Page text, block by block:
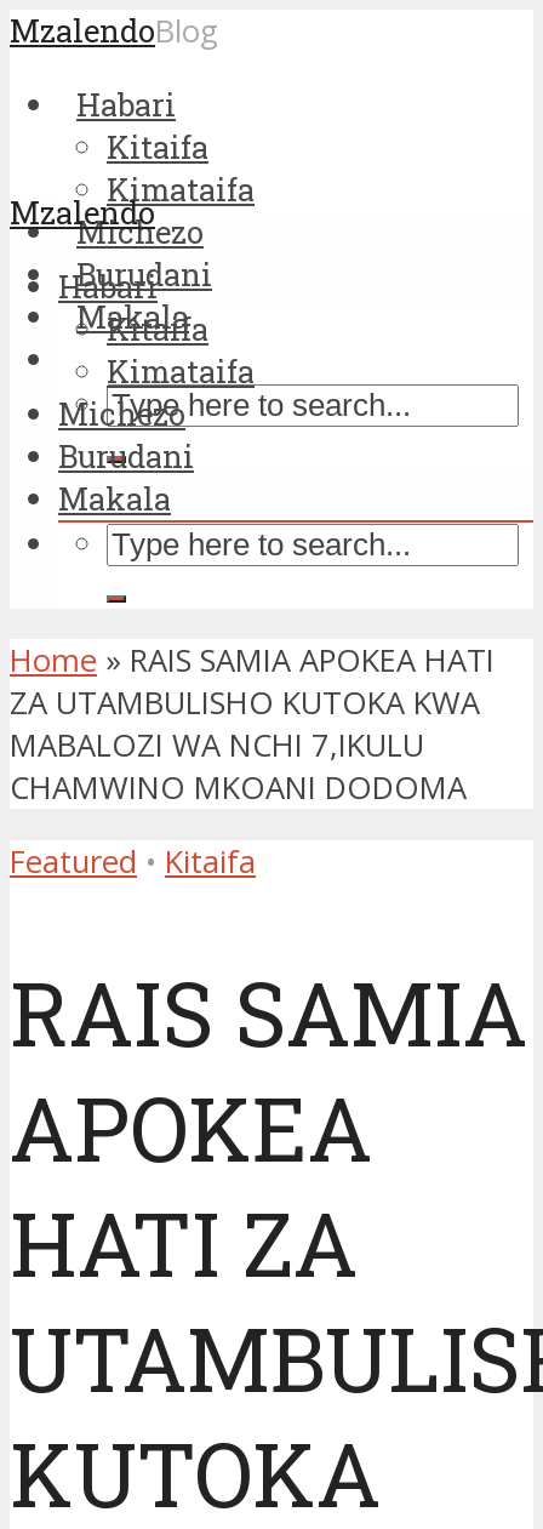
MzalendoBlog
Habari
Kitaifa
Kimataifa
Michezo
Burudani
Makala
Mzalendo
Habari
Kitaifa
Kimataifa
Michezo
Burudani
Makala
Home » RAIS SAMIA APOKEA HATI
ZA UTAMBULISHO KUTOKA KWA
MABALOZI WA NCHI 7,IKULU
CHAMWINO MKOANI DODOMA
Featured • Kitaifa
RAIS SAMIA
APOKEA
HATI ZA
KUTOKA